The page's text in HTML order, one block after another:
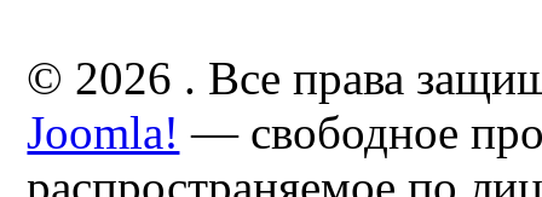
© 2026 . Все права
Joomla! — свободное
распространяемое по